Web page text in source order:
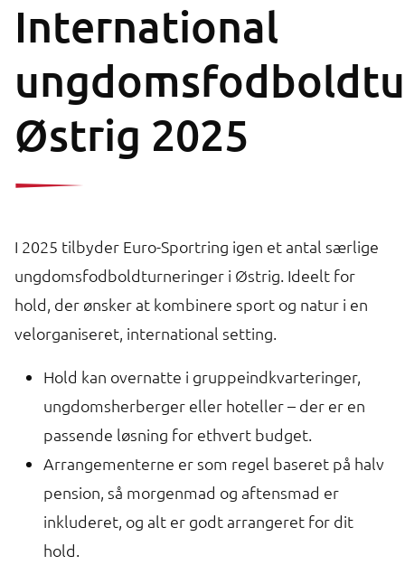
International
Østrig 2025
I 2025 tilbyder Euro-Sportring igen et antal særlige
ungdomsfodboldturneringer i Østrig. Ideelt for
hold, der ønsker at kombinere sport og natur i en
velorganiseret, international setting.
Hold kan overnatte i gruppeindkvarteringer,
ungdomsherberger eller hoteller – der er en
passende løsning for ethvert budget.
Arrangementerne er som regel baseret på halv
pension, så morgenmad og aftensmad er
inkluderet, og alt er godt arrangeret for dit
hold.